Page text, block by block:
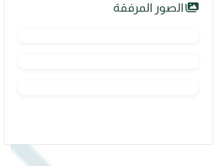
الصور المرفقة